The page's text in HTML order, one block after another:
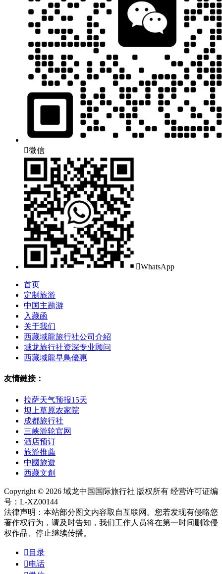
微信
WhatsApp
首页
定制旅游
中国主题游
入藏函
关于我们
西藏域龍旅行社公司介紹
域龙旅行社资深专业顾问
西藏域龍早鳥優惠
友情鏈接：
拉萨天气预报15天
坝上草原农家院
成都旅行社
三峡游轮官网
酒店预订
旅游推薦
中國旅遊
西藏文創
Copyright © 2026 域龙中国国际旅行社 版权所有 经营许可证编
号：L-XZ00144
法律声明：本站部分图文内容取自互联网。您若发现有侵略您
著作权行为，请及时告知，我们工作人员将在第一时间删除侵
权作品、停止继续传播。
 目录
电话